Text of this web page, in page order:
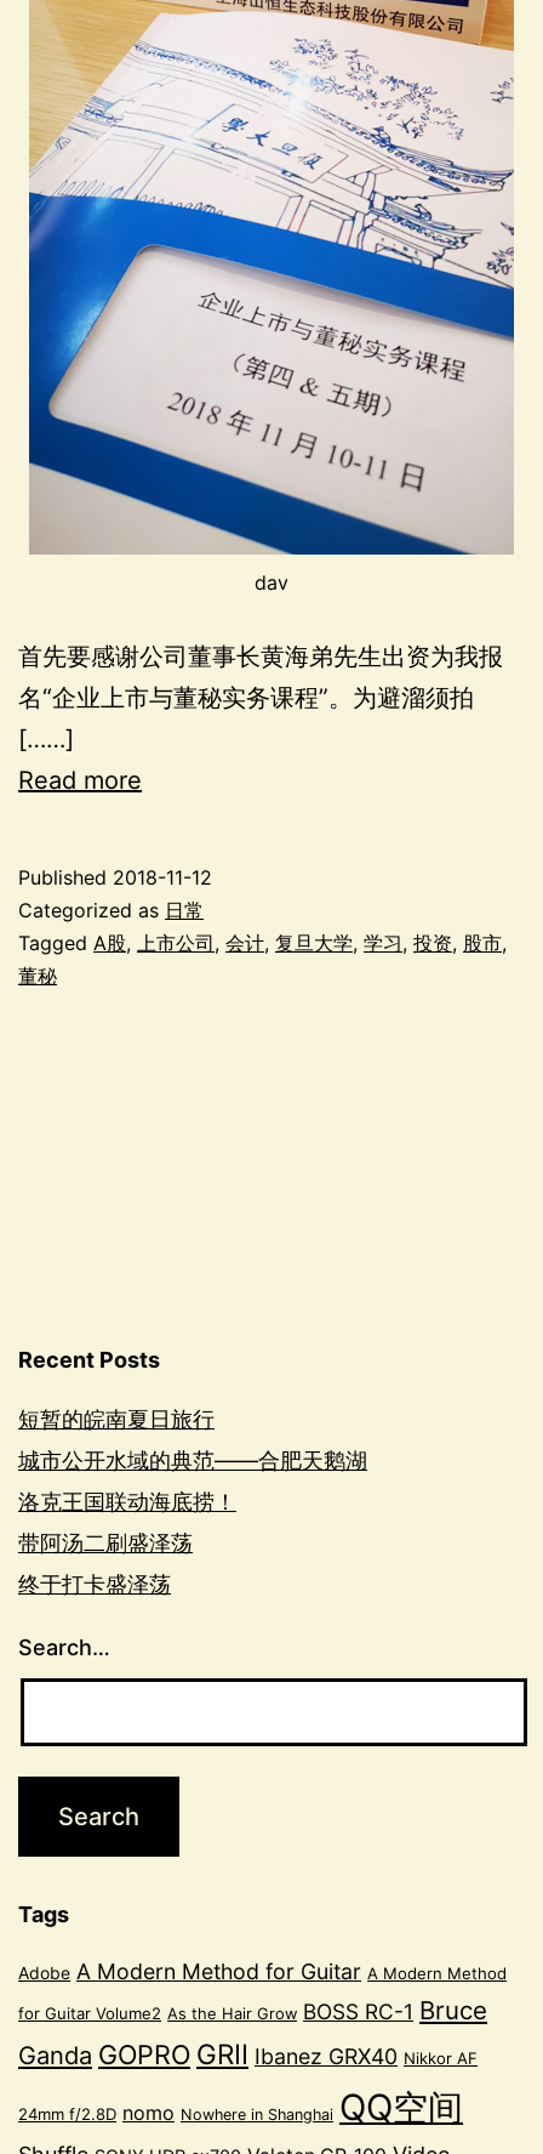
dav
首先要感谢公司董事长黄海弟先生出资为我报
名“企业上市与董秘实务课程”。为避溜须拍
[……]
Read more
Published 2018-11-12
Categorized as 日常
Tagged A股, 上市公司, 会计, 复旦大学, 学习, 投资, 股市,
董秘
Recent Posts
短暂的皖南夏日旅行
城市公开水域的典范——合肥天鹅湖
洛克王国联动海底捞！
带阿汤二刷盛泽荡
终于打卡盛泽荡
Search…
Tags
Adobe A Modern Method for Guitar A Modern Method
for Guitar Volume2 As the Hair Grow BOSS RC-1 Bruce
Ganda GOPRO GRII Ibanez GRX40 Nikkor AF
24mm f/2.8D nomo Nowhere in Shanghai QQ空间